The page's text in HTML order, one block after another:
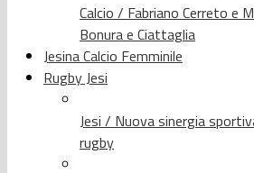
Calcio / Fabriano Cerreto e
Bonura e Ciattaglia
Jesina Calcio Femminile
Rugby Jesi
Jesi / Nuova sinergia
rugby